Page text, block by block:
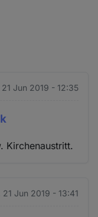
21 Jun 2019 - 12:35
Kirchenaustritt.
21 Jun 2019 - 13:41